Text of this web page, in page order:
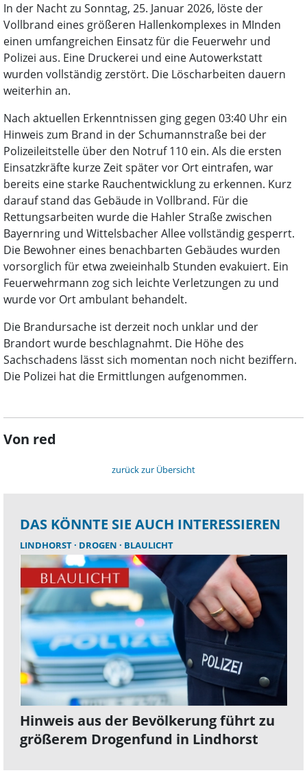
In der Nacht zu Sonntag, 25. Januar 2026, löste der
Vollbrand eines größeren Hallenkomplexes in MInden
einen umfangreichen Einsatz für die Feuerwehr und
Polizei aus. Eine Druckerei und eine Autowerkstatt
wurden vollständig zerstört. Die Löscharbeiten dauern
weiterhin an.
Nach aktuellen Erkenntnissen ging gegen 03:40 Uhr ein
Hinweis zum Brand in der Schumannstraße bei der
Polizeileitstelle über den Notruf 110 ein. Als die ersten
Einsatzkräfte kurze Zeit später vor Ort eintrafen, war
bereits eine starke Rauchentwicklung zu erkennen. Kurz
darauf stand das Gebäude in Vollbrand. Für die
Rettungsarbeiten wurde die Hahler Straße zwischen
Bayernring und Wittelsbacher Allee vollständig gesperrt.
Die Bewohner eines benachbarten Gebäudes wurden
vorsorglich für etwa zweieinhalb Stunden evakuiert. Ein
Feuerwehrmann zog sich leichte Verletzungen zu und
wurde vor Ort ambulant behandelt.
Die Brandursache ist derzeit noch unklar und der
Brandort wurde beschlagnahmt. Die Höhe des
Sachschadens lässt sich momentan noch nicht beziffern.
Die Polizei hat die Ermittlungen aufgenommen.
Von red
zurück zur Übersicht
DAS KÖNNTE SIE AUCH INTERESSIEREN
LINDHORST DROGEN BLAULICHT
Hinweis aus der Bevölkerung führt zu
größerem Drogenfund in Lindhorst